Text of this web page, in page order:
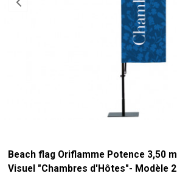
Beach flag Oriflamme Potence 3,50 m
Visuel "Chambres d'Hôtes"- Modèle 2